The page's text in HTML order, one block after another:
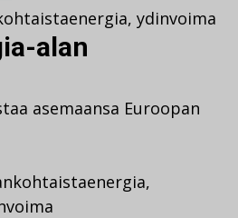
energia, ydinvoima
alan
asemaansa Euroopan
energia,